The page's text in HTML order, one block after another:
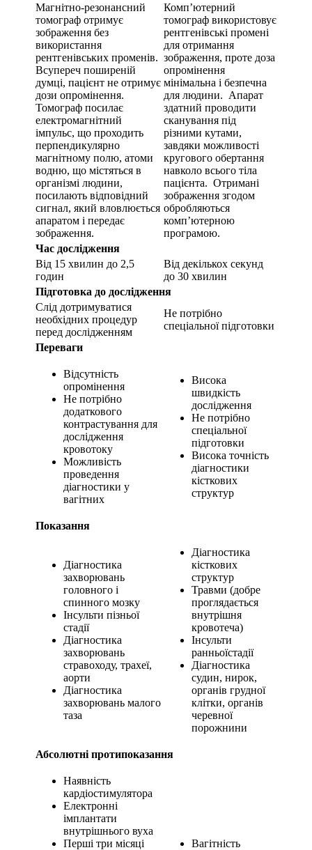
Магнітно-резонансний
томограф отримує
зображення без
використання
рентгенівських променів.
Всупереч поширеній
думці, пацієнт не отримує
дози опромінення.
Томограф посилає
електромагнітний
імпульс, що проходить
перпендикулярно
магнітному полю, атоми
водню, що містяться в
організмі людини,
посилають відповідний
сигнал, який вловлюється
апаратом і передає
зображення.
Комп’ютерний
томограф використовує
рентгенівські промені
для отримання
зображення, проте доза
опромінення
мінімальна і безпечна
для людини. Апарат
здатний проводити
сканування під
різними кутами,
завдяки можливості
кругового обертання
навколо всього тіла
пацієнта. Отримані
зображення згодом
обробляються
комп’ютерною
програмою.
Час дослідження
Від 15 хвилин до 2,5
годин
Від декількох секунд
до 30 хвилин
Підготовка до дослідження
Слід дотримуватися
необхідних процедур
перед дослідженням
Не потрібно
спеціальної підготовки
Переваги
Відсутність
опромінення
Не потрібно
додаткового
контрастування для
дослідження
кровотоку
Можливість
проведення
діагностики у
вагітних
Висока
швидкість
дослідження
Не потрібно
спеціальної
підготовки
Висока точність
діагностики
кісткових
структур
Показання
Діагностика
захворювань
головного і
спинного мозку
Інсульти пізньої
стадії
Діагностика
захворювань
стравоходу, трахеї,
аорти
Діагностика
захворювань малого
таза
Діагностика
кісткових
структур
Травми (добре
проглядається
внутрішня
кровотеча)
Інсульти
ранньоїстадії
Діагностика
судин, нирок,
органів грудної
клітки, органів
черевної
порожнини
Абсолютні протипоказання
Наявність
кардіостимулятора
Електронні
імплантати
внутрішнього вуха
Перші три місяці
Вагітність